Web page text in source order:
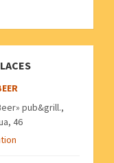
pub&grill.,
46